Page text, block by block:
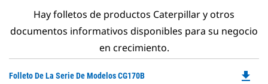
Hay folletos de productos Caterpillar y otros
documentos informativos disponibles para su negocio
en crecimiento.
Folleto De La Serie De Modelos CG170B file_download